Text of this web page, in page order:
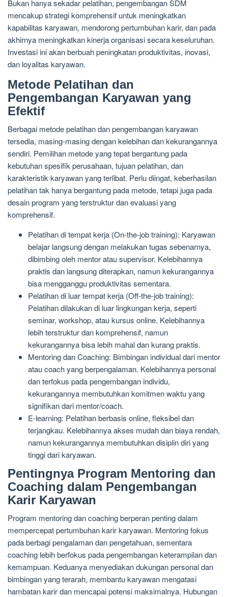
Bukan hanya sekadar pelatihan, pengembangan SDM
mencakup strategi komprehensif untuk meningkatkan
kapabilitas karyawan, mendorong pertumbuhan karir, dan pada
akhirnya meningkatkan kinerja organisasi secara keseluruhan.
Investasi ini akan berbuah peningkatan produktivitas, inovasi,
dan loyalitas karyawan.
Metode Pelatihan dan
Pengembangan Karyawan yang
Efektif
Berbagai metode pelatihan dan pengembangan karyawan
tersedia, masing-masing dengan kelebihan dan kekurangannya
sendiri. Pemilihan metode yang tepat bergantung pada
kebutuhan spesifik perusahaan, tujuan pelatihan, dan
karakteristik karyawan yang terlibat. Perlu diingat, keberhasilan
pelatihan tak hanya bergantung pada metode, tetapi juga pada
desain program yang terstruktur dan evaluasi yang
komprehensif.
Pelatihan di tempat kerja (On-the-job training): Karyawan
belajar langsung dengan melakukan tugas sebenarnya,
dibimbing oleh mentor atau supervisor. Kelebihannya
praktis dan langsung diterapkan, namun kekurangannya
bisa mengganggu produktivitas sementara.
Pelatihan di luar tempat kerja (Off-the-job training):
Pelatihan dilakukan di luar lingkungan kerja, seperti
seminar, workshop, atau kursus online. Kelebihannya
lebih terstruktur dan komprehensif, namun
kekurangannya bisa lebih mahal dan kurang praktis.
Mentoring dan Coaching: Bimbingan individual dari mentor
atau coach yang berpengalaman. Kelebihannya personal
dan terfokus pada pengembangan individu,
kekurangannya membutuhkan komitmen waktu yang
signifikan dari mentor/coach.
E-learning: Pelatihan berbasis online, fleksibel dan
terjangkau. Kelebihannya akses mudah dan biaya rendah,
namun kekurangannya membutuhkan disiplin diri yang
tinggi dari karyawan.
Pentingnya Program Mentoring dan
Coaching dalam Pengembangan
Karir Karyawan
Program mentoring dan coaching berperan penting dalam
mempercepat pertumbuhan karir karyawan. Mentoring fokus
pada berbagi pengalaman dan pengetahuan, sementara
coaching lebih berfokus pada pengembangan keterampilan dan
kemampuan. Keduanya menyediakan dukungan personal dan
bimbingan yang terarah, membantu karyawan mengatasi
hambatan karir dan mencapai potensi maksimalnya. Hubungan